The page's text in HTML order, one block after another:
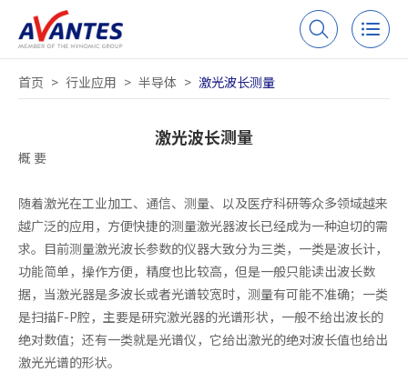
首页 > 行业应用 > 半导体 > 激光波长测量
激光波长测量
概 要
随着激光在工业加工、通信、测量、以及医疗科研等众多领域越来
越广泛的应用，方便快捷的测量激光器波长已经成为一种迫切的需
求。目前测量激光波长参数的仪器大致分为三类，一类是波长计，
功能简单，操作方便，精度也比较高，但是一般只能读出波长数
据，当激光器是多波长或者光谱较宽时，测量有可能不准确；一类
是扫描F-P腔，主要是研究激光器的光谱形状，一般不给出波长的
绝对数值；还有一类就是光谱仪，它给出激光的绝对波长值也给出
激光光谱的形状。